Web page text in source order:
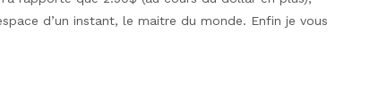
d’un instant, le maitre du monde. Enfin je vous